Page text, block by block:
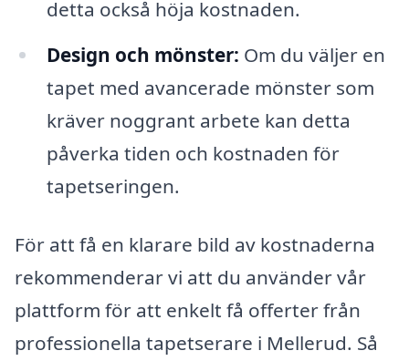
detta också höja kostnaden.
Design och mönster: Om du väljer en
tapet med avancerade mönster som
kräver noggrant arbete kan detta
påverka tiden och kostnaden för
tapetseringen.
För att få en klarare bild av kostnaderna
rekommenderar vi att du använder vår
plattform för att enkelt få offerter från
professionella tapetserare i Mellerud. Så